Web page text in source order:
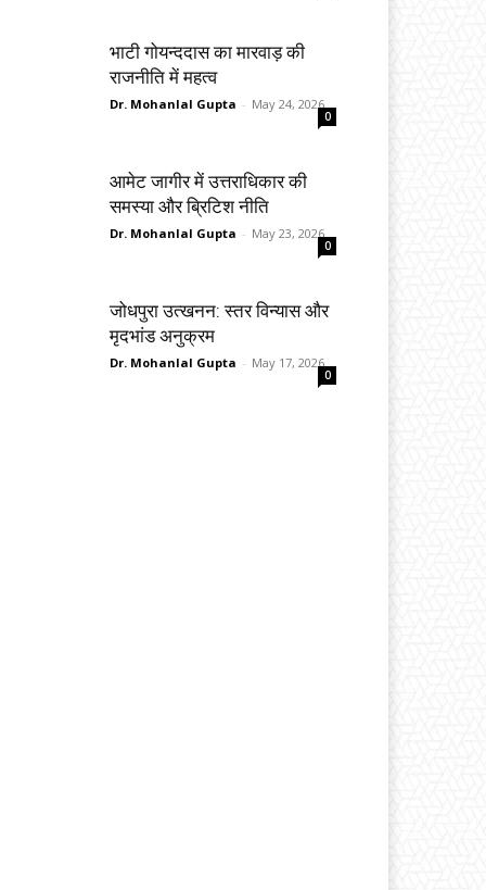
भाटी गोयन्ददास का मारवाड़ की
राजनीति में महत्व
Dr. Mohanlal Gupta - May 24, 2026
0
आमेट जागीर में उत्तराधिकार की
समस्या और ब्रिटिश नीति
Dr. Mohanlal Gupta - May 23, 2026
0
जोधपुरा उत्खनन: स्तर विन्यास और
मृदभांड अनुक्रम
Dr. Mohanlal Gupta - May 17, 2026
0